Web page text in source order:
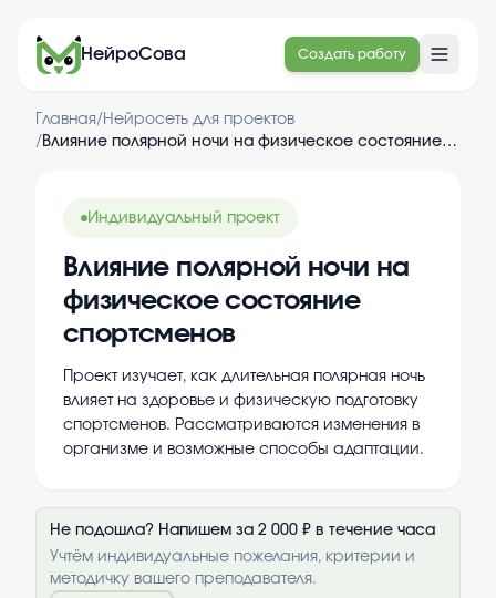
НейроСова Создать работу
Главная/ Нейросеть для проектов
/
Влияние полярной ночи на физическое состояние спортсменов
Индивидуальный проект
Влияние полярной ночи на
физическое состояние
спортсменов
Проект изучает, как длительная полярная ночь
влияет на здоровье и физическую подготовку
спортсменов. Рассматриваются изменения в
организме и возможные способы адаптации.
Не подошла? Напишем за 2 000 ₽ в течение часа
Учтём индивидуальные пожелания, критерии и
методичку вашего преподавателя.